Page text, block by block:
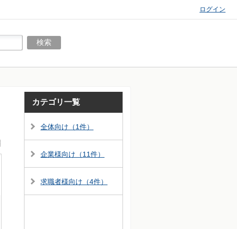
ログイン
カテゴリ一覧
全体向け（1件）
企業様向け（11件）
求職者様向け（4件）